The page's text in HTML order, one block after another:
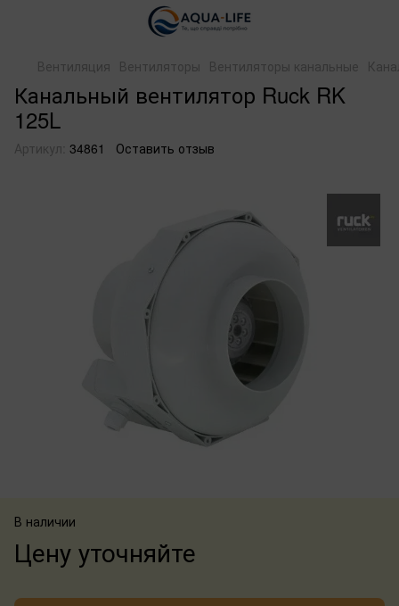
Вентиляция Вентиляторы Вентиляторы канальные
Канальный вентилятор Ruck RK
125L
Артикул: 34861 Оставить отзыв
В наличии
Цену уточняйте